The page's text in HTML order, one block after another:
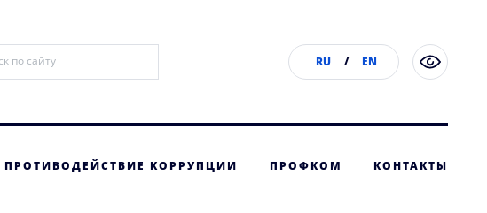
RU / EN
ПРОТИВОДЕЙСТВИЕ КОРРУПЦИИ ПРОФКОМ КОНТАКТЫ